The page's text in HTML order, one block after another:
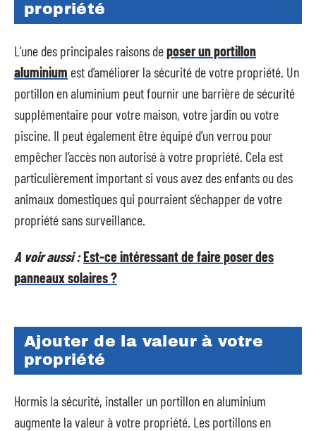
propriété
L’une des principales raisons deposer un portillon
aluminium est d’améliorer la sécurité de votre propriété. Un
portillon en aluminium peut fournir une barrière de sécurité
supplémentaire pour votre maison, votre jardin ou votre
piscine. Il peut également être équipé d’un verrou pour
empêcher l’accès non autorisé à votre propriété. Cela est
particulièrement important si vous avez des enfants ou des
animaux domestiques qui pourraient s’échapper de votre
propriété sans surveillance.
A voir aussi :Est-ce intéressant de faire poser des
panneaux solaires ?
Ajouter de la valeur à votre
propriété
Hormis la sécurité, installer un portillon en aluminium
augmente la valeur à votre propriété. Les portillons en